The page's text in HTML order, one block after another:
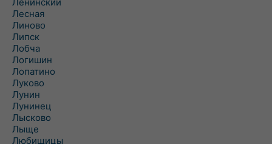
Лесная
Линово
Липск
Лобча
Логишин
Лопатино
Луково
Лунин
Лунинец
Лысково
Лыще
Любищицы